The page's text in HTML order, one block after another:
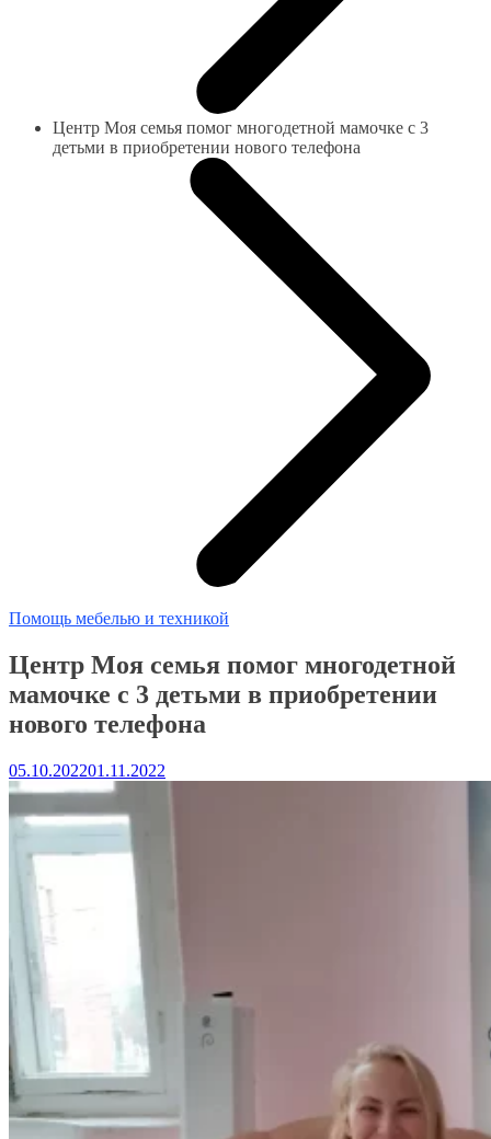
Центр Моя семья помог многодетной мамочке с 3
детьми в приобретении нового телефона
Помощь мебелью и техникой
Центр Моя семья помог многодетной
мамочке с 3 детьми в приобретении
нового телефона
05.10.202201.11.2022